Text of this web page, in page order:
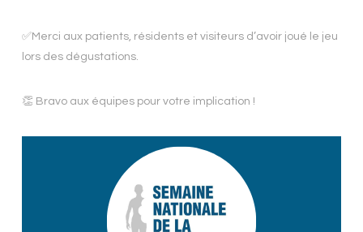
✅Merci aux patients, résidents et visiteurs d’avoir joué le jeu
lors des dégustations.
👏 Bravo aux équipes pour votre implication !